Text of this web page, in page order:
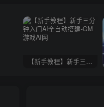
【新手教程】新手三分钟入门AI全自动搭建